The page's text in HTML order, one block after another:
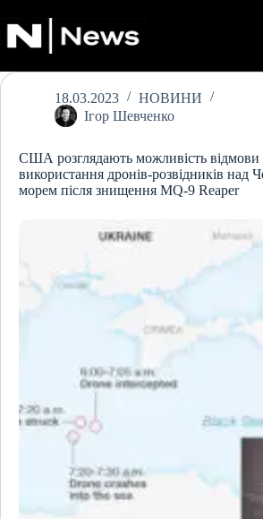
до
вмісту
18.03.2023
НОВИНИ
Ігор Шевченко
США розглядають можливість відмови
використання дронів-розвідників над
морем після знищення MQ-9 Reaper